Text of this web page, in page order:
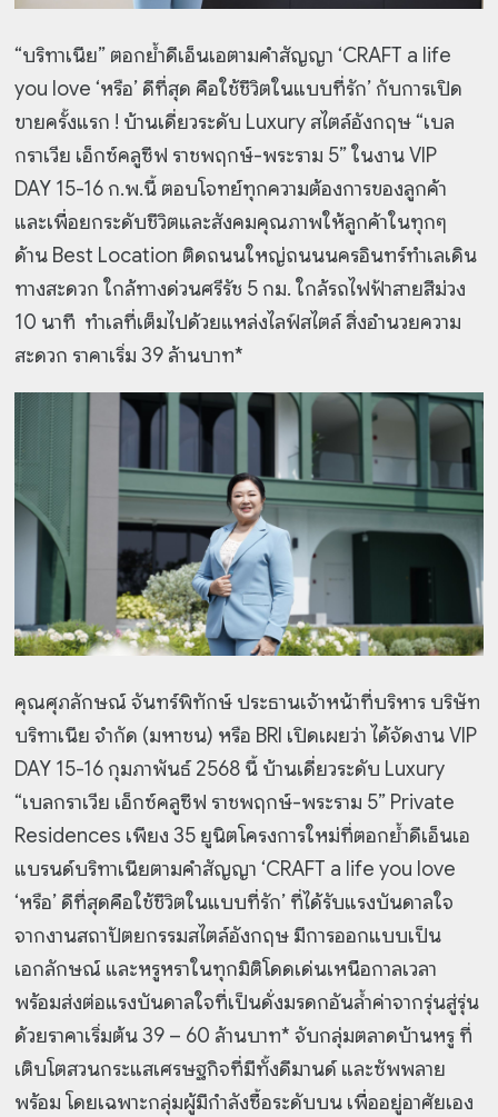
“บริทาเนีย” ตอกย้ำดีเอ็นเอตามคำสัญญา ‘CRAFT a life
you love ‘หรือ’ ดีที่สุด คือใช้ชีวิตในแบบที่รัก’ กับการเปิด
ขายครั้งแรก ! บ้านเดี่ยวระดับ Luxury สไตล์อังกฤษ “เบล
กราเวีย เอ็กซ์คลูซีฟ ราชพฤกษ์-พระราม 5” ในงาน VIP
DAY 15-16 ก.พ.นี้ ตอบโจทย์ทุกความต้องการของลูกค้า
และเพื่อยกระดับชีวิตและสังคมคุณภาพให้ลูกค้าในทุกๆ
ด้าน Best Location ติดถนนใหญ่ถนนนครอินทร์ทำเลเดิน
ทางสะดวก ใกล้ทางด่วนศรีรัช 5 กม. ใกล้รถไฟฟ้าสายสีม่วง
10 นาที ทำเลที่เต็มไปด้วยแหล่งไลฟ์สไตล์ สิ่งอำนวยความ
สะดวก ราคาเริ่ม 39 ล้านบาท*
คุณศุภลักษณ์ จันทร์พิทักษ์ ประธานเจ้าหน้าที่บริหาร บริษัท
บริทาเนีย จำกัด (มหาชน) หรือ BRI เปิดเผยว่า ได้จัดงาน VIP
DAY 15-16 กุมภาพันธ์ 2568 นี้ บ้านเดี่ยวระดับ Luxury
“เบลกราเวีย เอ็กซ์คลูซีฟ ราชพฤกษ์-พระราม 5” Private
Residences เพียง 35 ยูนิตโครงการใหม่ที่ตอกย้ำดีเอ็นเอ
แบรนด์บริทาเนียตามคำสัญญา ‘CRAFT a life you love
‘หรือ’ ดีที่สุดคือใช้ชีวิตในแบบที่รัก’ ที่ได้รับแรงบันดาลใจ
จากงานสถาปัตยกรรมสไตล์อังกฤษ มีการออกแบบเป็น
เอกลักษณ์ และหรูหราในทุกมิติโดดเด่นเหนือกาลเวลา
พร้อมส่งต่อแรงบันดาลใจที่เป็นดั่งมรดกอันล้ำค่าจากรุ่นสู่รุ่น
ด้วยราคาเริ่มต้น 39 – 60 ล้านบาท*จับกลุ่มตลาดบ้านหรู ที่
เติบโตสวนกระแสเศรษฐกิจที่มีทั้งดีมานด์ และซัพพลาย
พร้อม โดยเฉพาะกลุ่มผู้มีกำลังซื้อระดับบน เพื่ออยู่อาศัยเอง